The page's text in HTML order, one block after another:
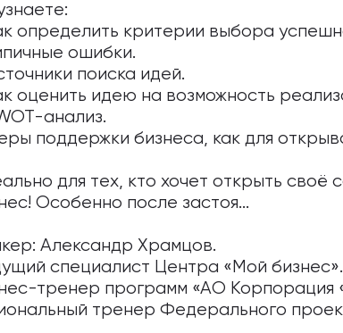
определить критерии выбора
ошибки.
поиска идей.
оценить идею на возможность
анализ.
поддержки бизнеса, как для
для тех, кто хочет открыть
Особенно после застоя...
Александр Храмцов.
специалист Центра «Мой бизнес».
тренер программ «АО Корпорация
тренер Федерального